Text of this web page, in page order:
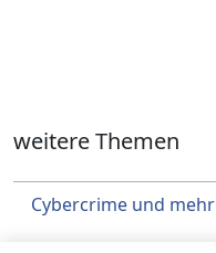
weitere Themen
Cybercrime und mehr